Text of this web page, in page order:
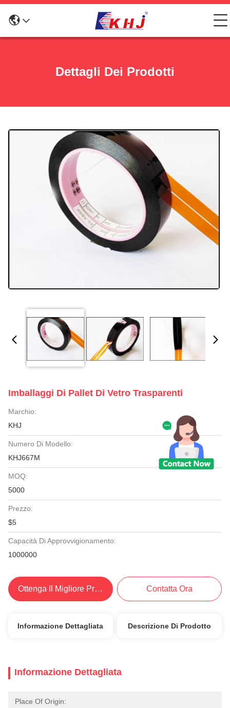
Dettagli Dei Prodotti
Imballaggi Di Pallet Di Vetro Trasparenti
Marchio:
KHJ
Numero Di Modello:
KHJ667M
MOQ:
5000
Prezzo:
$5
Capacità Di Approvvigionamento:
1000000
Ottenga Il Migliore Prezzo Contatta Ora
Informazione Dettagliata Descrizione Di Prodotto
Informazione Dettagliata
Place Of Origin: